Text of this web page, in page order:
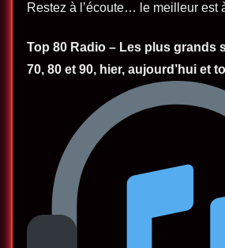
Restez à l’écoute… le meilleur est
Top 80 Radio – Les plus grands
70, 80 et 90, hier, aujourd’hui et